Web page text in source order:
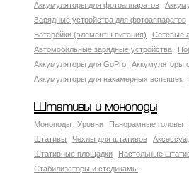
Аккумуляторы для фотоаппаратов
Зарядные устройства для фотоаппаратов
Батарейки (элементы питания)
Сетевые
Автомобильные зарядные устройства
Аккумуляторы для GoPro
Аккумуляторы
Аккумуляторы для накамерных вспышек
Штативы и моноподы
Моноподы Уровни Панорамные головы
Штативы
Чехлы для штативов
Штативные площадки
Настольные
Стабилизаторы и стедикамы